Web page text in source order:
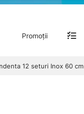
Promoții
12 seturi Inox 60 cm